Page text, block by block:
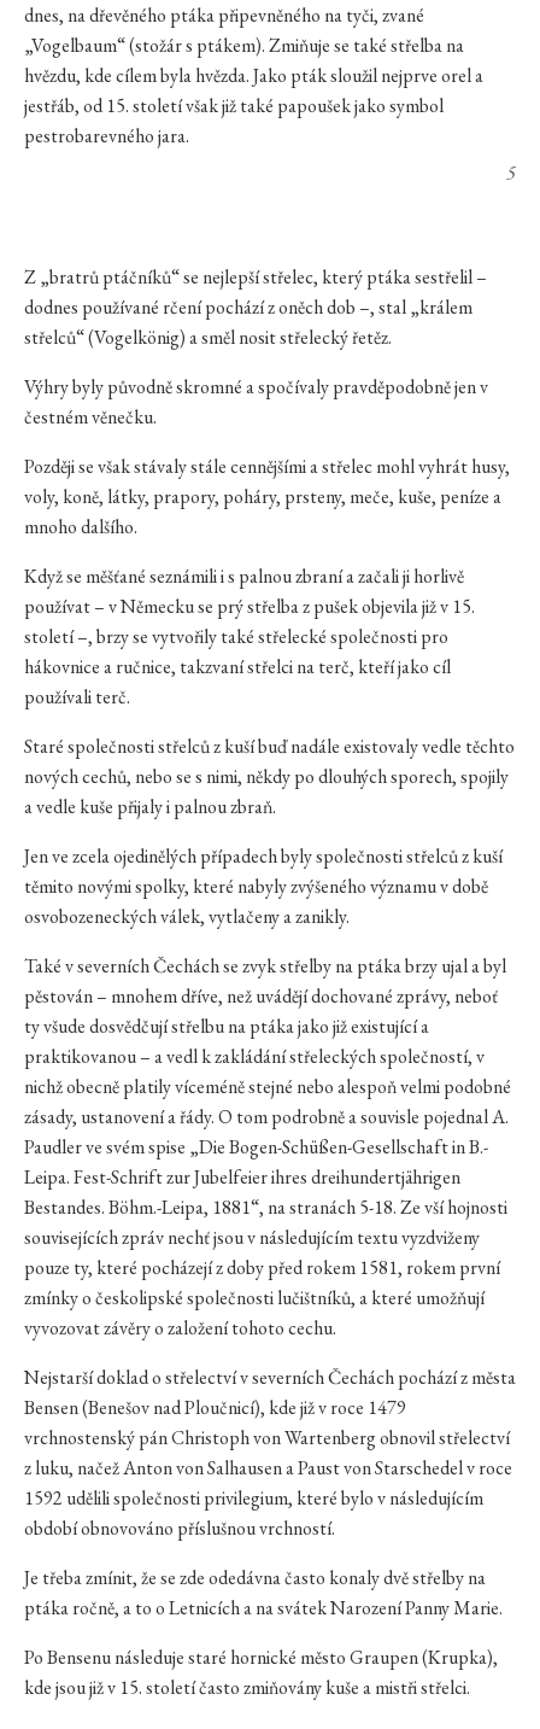
dnes, na dřevěného ptáka připevněného na tyči, zvané
„Vogelbaum“ (stožár s ptákem). Zmiňuje se také střelba na
hvězdu, kde cílem byla hvězda. Jako pták sloužil nejprve orel a
jestřáb, od 15. století však již také papoušek jako symbol
pestrobarevného jara.
5
Z „bratrů ptáčníků“ se nejlepší střelec, který ptáka sestřelil –
dodnes používané rčení pochází z oněch dob –, stal „králem
střelců“ (Vogelkönig) a směl nosit střelecký řetěz.
Výhry byly původně skromné a spočívaly pravděpodobně jen v
čestném věnečku.
Později se však stávaly stále cennějšími a střelec mohl vyhrát husy,
voly, koně, látky, prapory, poháry, prsteny, meče, kuše, peníze a
mnoho dalšího.
Když se měšťané seznámili i s palnou zbraní a začali ji horlivě
používat – v Německu se prý střelba z pušek objevila již v 15.
století –, brzy se vytvořily také střelecké společnosti pro
hákovnice a ručnice, takzvaní střelci na terč, kteří jako cíl
používali terč.
Staré společnosti střelců z kuší buď nadále existovaly vedle těchto
nových cechů, nebo se s nimi, někdy po dlouhých sporech, spojily
a vedle kuše přijaly i palnou zbraň.
Jen ve zcela ojedinělých případech byly společnosti střelců z kuší
těmito novými spolky, které nabyly zvýšeného významu v době
osvobozeneckých válek, vytlačeny a zanikly.
Také v severních Čechách se zvyk střelby na ptáka brzy ujal a byl
pěstován – mnohem dříve, než uvádějí dochované zprávy, neboť
ty všude dosvědčují střelbu na ptáka jako již existující a
praktikovanou – a vedl k zakládání střeleckých společností, v
nichž obecně platily víceméně stejné nebo alespoň velmi podobné
zásady, ustanovení a řády. O tom podrobně a souvisle pojednal A.
Paudler ve svém spise „Die Bogen-Schüßen-Gesellschaft in B.-
Leipa. Fest-Schrift zur Jubelfeier ihres dreihundertjährigen
Bestandes. Böhm.-Leipa, 1881“, na stranách 5-18. Ze vší hojnosti
souvisejících zpráv nechť jsou v následujícím textu vyzdviženy
pouze ty, které pocházejí z doby před rokem 1581, rokem první
zmínky o českolipské společnosti lučištníků, a které umožňují
vyvozovat závěry o založení tohoto cechu.
Nejstarší doklad o střelectví v severních Čechách pochází z města
Bensen (Benešov nad Ploučnicí), kde již v roce 1479
vrchnostenský pán Christoph von Wartenberg obnovil střelectví
z luku, načež Anton von Salhausen a Paust von Starschedel v roce
1592 udělili společnosti privilegium, které bylo v následujícím
období obnovováno příslušnou vrchností.
Je třeba zmínit, že se zde odedávna často konaly dvě střelby na
ptáka ročně, a to o Letnicích a na svátek Narození Panny Marie.
Po Bensenu následuje staré hornické město Graupen (Krupka),
kde jsou již v 15. století často zmiňovány kuše a mistři střelci.